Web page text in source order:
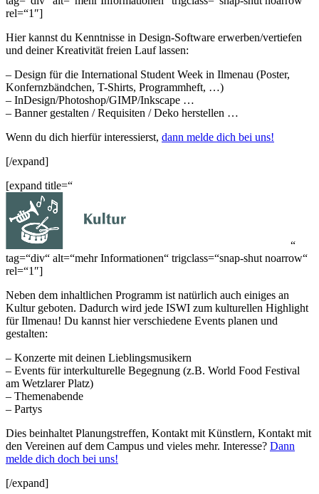
rel=“1″]
Hier kannst du Kenntnisse in Design-Software erwerben/vertiefen
und deiner Kreativität freien Lauf lassen:
– Design für die International Student Week in Ilmenau (Poster,
Konfernzbändchen, T-Shirts, Programmheft, …)
– InDesign/Photoshop/GIMP/Inkscape …
– Banner gestalten / Requisiten / Deko herstellen …
Wenn du dich hierfür interessierst, dann melde dich bei uns!
[/expand]
[expand title=“
“
tag=“div“ alt=“mehr Informationen“ trigclass=“snap-shut noarrow“
rel=“1″]
Neben dem inhaltlichen Programm ist natürlich auch einiges an
Kultur geboten. Dadurch wird jede ISWI zum kulturellen Highlight
für Ilmenau! Du kannst hier verschiedene Events planen und
gestalten:
– Konzerte mit deinen Lieblingsmusikern
– Events für interkulturelle Begegnung (z.B. World Food Festival
am Wetzlarer Platz)
– Themenabende
– Partys
Dies beinhaltet Planungstreffen, Kontakt mit Künstlern, Kontakt mit
den Vereinen auf dem Campus und vieles mehr. Interesse? Dann
melde dich doch bei uns!
[/expand]